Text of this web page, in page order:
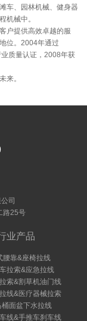
车、园林机械、健身器
机械中。
户提供高效卓越的服
位。2004年通过
质量认证，2008年获
来。
司
路25号
业产品
腰靠&座椅拉线
拉索&应急拉线
索&割草机油门线
线&医疗器械拉索
桶面盆下水拉线
线&手推车刹车线